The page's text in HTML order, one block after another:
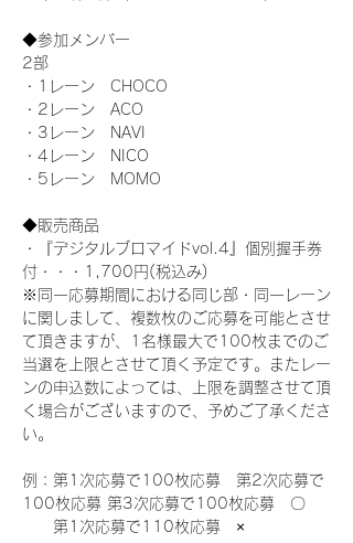
◆参加メンバー
2部
・1レーン　CHOCO
・2レーン　ACO
・3レーン　NAVI
・4レーン　NICO
・5レーン　MOMO
◆販売商品
・『デジタルブロマイドvol.4』個別握手券
付・・・1,700円(税込み)
※同一応募期間における同じ部・同一レーン
に関しまして、複数枚のご応募を可能とさせ
て頂きますが、1名様最大で100枚までのご
当選を上限とさせて頂く予定です。またレー
ンの申込数によっては、上限を調整させて頂
く場合がございますので、予めご了承くださ
い。
例：第1次応募で100枚応募　第2次応募で
100枚応募 第3次応募で100枚応募　〇
第1次応募で110枚応募　×